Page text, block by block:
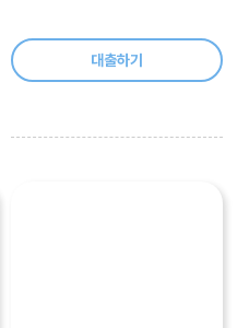
대출하기